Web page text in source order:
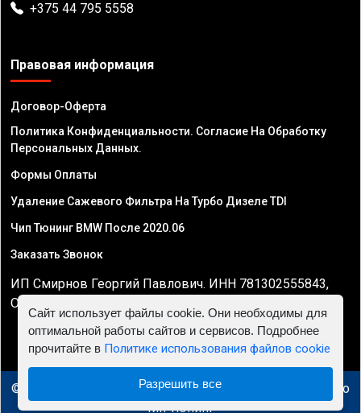
+375 44 795 5558
Правовая информация
Договор-Оферта
Политика Конфиденциальности. Согласие На Обработку
Персональных Данных.
Формы Оплаты
Удаление Сажевого Фильтра На Турбо Дизеле TDI
Чип Тюнинг BMW После 2020.06
Заказать Звонок
ИП Смирнов Георгий Павлович. ИНН 781302555843,
ОГРНИП 324470400032610
© 2010 - 2026 Чип тюнинг в Минске - Автосервис "Евро
Чип Тюнинг"
Сайт использует файлы cookie. Они необходимы для
оптимальной работы сайтов и сервисов. Подробнее
прочитайте в Политике использования файлов cookie
Разрешить все